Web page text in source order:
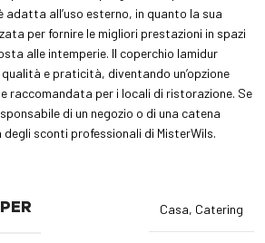
adatta all’uso esterno, in quanto la sua
per fornire le migliori prestazioni in spazi
alle intemperie. Il coperchio lamidur
e praticità, diventando un’opzione
raccomandata per i locali di ristorazione. Se
di un negozio o di una catena
sconti professionali di MisterWils.
Casa, Catering